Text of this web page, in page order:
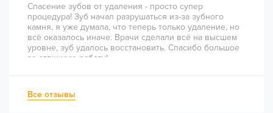
Спасение зубов от удаления - просто супер
процедура! Зуб начал разрушаться из-за зубного
камня, я уже думала, что теперь только удаление, но
всё оказалось иначе. Врачи сделали всё на высшем
уровне, зуб удалось восстановить. Спасибо большое
за отличную работу!
Все отзывы